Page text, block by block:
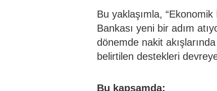
Bu yaklaşımla,
Bankası yeni bir adım
dönemde nakit
belirtilen destekleri
Bu kapsamda: